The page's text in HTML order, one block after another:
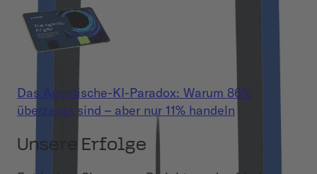
Das Agentische-KI-Paradox: Warum 86%
überzeugt sind – aber nur 11% handeln
Unsere Erfolge